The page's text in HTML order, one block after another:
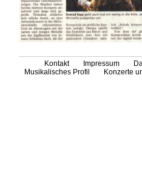
Kontakt Impressum
Musikalisches Profil
Konzerte